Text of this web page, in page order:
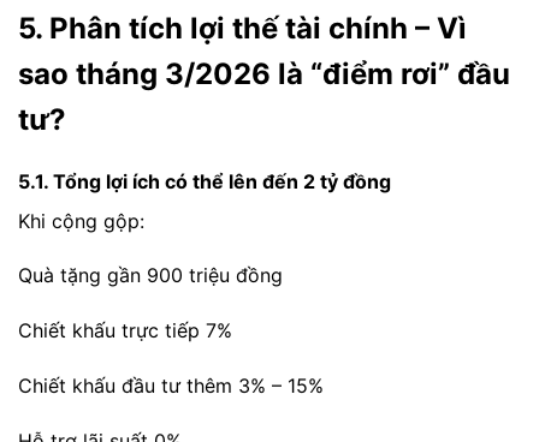
5. Phân tích lợi thế tài chính – Vì
sao tháng 3/2026 là “điểm rơi” đầu
tư?
5.1. Tổng lợi ích có thể lên đến 2 tỷ đồng
Khi cộng gộp:
Quà tặng gần 900 triệu đồng
Chiết khấu trực tiếp 7%
Chiết khấu đầu tư thêm 3% – 15%